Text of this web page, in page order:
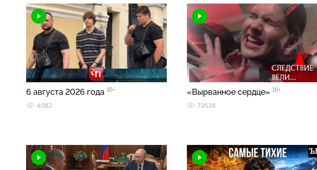
6 августа 2026 года 16+
4082
«Вырванное сердце» 16+
72628